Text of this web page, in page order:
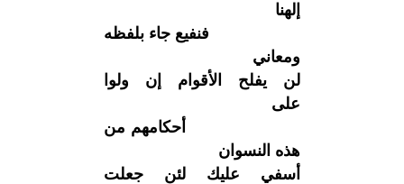
إلهنا
فنفيع جاء بلفظه
ومعاني
لن يفلح الأقوام إن ولوا
على
أحكامهم من
هذه النسوان
أسفي عليك لئن جعلت